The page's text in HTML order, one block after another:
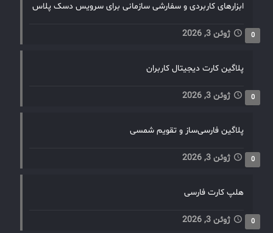
ابزارهای کاربردی و سفارشی سازمانی برای سرویس دسک پلاس
ژوئن 3, 2026 0
پلاگین کارت دیجیتال کاربران
ژوئن 3, 2026 0
پلاگین فارسی‌ساز و تقویم شمسی
ژوئن 3, 2026 0
هلپ کارت فارسی
ژوئن 3, 2026 0